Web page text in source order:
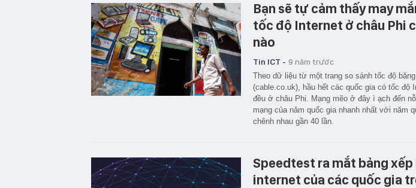
Bạn sẽ tự cảm thấy may
tốc độ Internet ở châu Phi
nào
Tin ICT - 9 năm trước
Theo dữ liệu từ một trang so sánh tốc độ
(cable.co.uk), hầu hết các quốc gia có tốc độ
đều ở châu Phi. Mạng mẽo ở đây ì ạch đến
mạng của năm quốc gia nhanh nhất với năm
chênh nhau gần 40 lần.
Speedtest ra mắt bảng
internet của các quốc gia